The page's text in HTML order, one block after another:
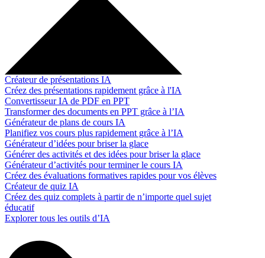
Créateur de présentations IA
Créez des présentations rapidement grâce à l'IA
Convertisseur IA de PDF en PPT
Transformer des documents en PPT grâce à l’IA
Générateur de plans de cours IA
Planifiez vos cours plus rapidement grâce à l’IA
Générateur d’idées pour briser la glace
Générer des activités et des idées pour briser la glace
Générateur d’activités pour terminer le cours IA
Créez des évaluations formatives rapides pour vos élèves
Créateur de quiz IA
Créez des quiz complets à partir de n’importe quel sujet
éducatif
Explorer tous les outils d’IA